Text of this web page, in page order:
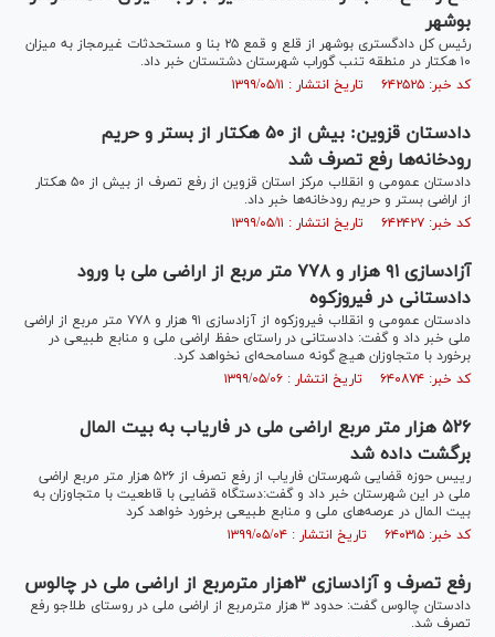
بوشهر
رئیس کل دادگستری بوشهر از قلع و قمع ۲۵ بنا و مستحدثات غیرمجاز به میزان
۱۰ هکتار در منطقه تنب گوراب شهرستان دشتستان خبر داد.
کد خبر: ۶۴۲۵۲۵ تاریخ انتشار : ۱۳۹۹/۰۵/۱۱
دادستان قزوین: بیش از ۵۰ هکتار از بستر و حریم
رودخانه‌ها رفع تصرف شد
دادستان عمومی و انقلاب مرکز استان قزوین از رفع تصرف از بیش از ۵۰ هکتار
از اراضی بستر و حریم رودخانه‌ها خبر داد.
کد خبر: ۶۴۲۴۲۷ تاریخ انتشار : ۱۳۹۹/۰۵/۱۱
آزادسازی ۹۱ هزار و ۷۷۸ متر مربع از اراضی ملی با ورود
دادستانی در فیروزکوه
دادستان عمومی و انقلاب فیروزکوه از آزادسازی ۹۱ هزار و ۷۷۸ متر مربع از اراضی
ملی خبر داد و گفت: دادستانی در راستای حفظ اراضی ملی و منابع طبیعی در
برخورد با متجاوزان هیچ گونه مسامحه‌ای نخواهد کرد.
کد خبر: ۶۴۰۸۷۴ تاریخ انتشار : ۱۳۹۹/۰۵/۰۶
۵۲۶ هزار متر مربع اراضی ملی در فاریاب به بیت المال
برگشت داده شد
رییس حوزه قضایی شهرستان فاریاب از رفع تصرف از ۵۲۶ هزار متر مربع اراضی
ملی در این شهرستان خبر داد و گفت:دستگاه قضایی با قاطعیت با متجاوزان به
بیت المال در عرصه‌های ملی و منابع طبیعی برخورد خواهد کرد
کد خبر: ۶۴۰۳۱۵ تاریخ انتشار : ۱۳۹۹/۰۵/۰۴
رفع تصرف و آزادسازی ۳هزار مترمربع از اراضی ملی در چالوس
دادستان چالوس گفت: حدود ۳ هزار مترمربع از اراضی ملی در روستای طلاجو رفع
تصرف شد.